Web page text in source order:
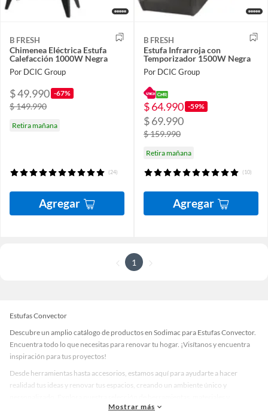
B FRESH
Chimenea Eléctrica Estufa
Calefacción 1000W Negra
Por DCIC Group
$ 49.990 -67%
$ 149.990
Retira mañana
(24)
Agregar
B FRESH
Estufa Infrarroja con
Temporizador 1500W Negra
Por DCIC Group
$ 64.990 -59%
$ 69.990
$ 159.990
Retira mañana
(10)
Agregar
1
Estufas Convector
Descubre un amplio catálogo de productos en Sodimac para Estufas Convector.
Encuentra todo lo que necesitas para renovar tu hogar. ¡Visítanos y encuentra
inspiración para tus proyectos!
Desde herramientas hasta accesorios, estamos aquí para ayudarte a hacer
realidad tus ideas y renovar tus espacios, creando un ambiente único y
accesorios de calidad que te ayudarán a crear un espacio más tú.
Mostrar más